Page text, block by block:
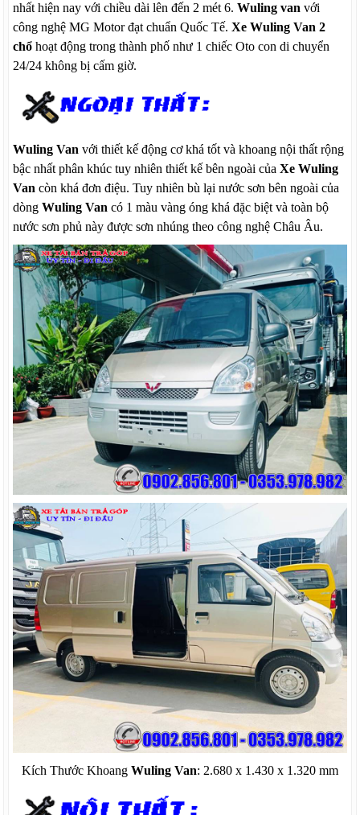
nhất hiện nay với chiều dài lên đến 2 mét 6.Wuling van với
công nghệ MG Motor đạt chuẩn Quốc Tế.Xe Wuling Van 2
chổ hoạt động trong thành phố như 1 chiếc Oto con di chuyển
24/24 không bị cấm giờ.
Wuling Van với thiết kế động cơ khá tốt và khoang nội thất rộng
bậc nhất phân khúc tuy nhiên thiết kế bên ngoài củaXe Wuling
Van còn khá đơn điệu. Tuy nhiên bù lại nước sơn bên ngoài của
dòngWuling Van có 1 màu vàng óng khá đặc biệt và toàn bộ
nước sơn phủ này được sơn nhúng theo công nghệ Châu Âu.
Kích Thước Khoang Wuling Van: 2.680 x 1.430 x 1.320 mm